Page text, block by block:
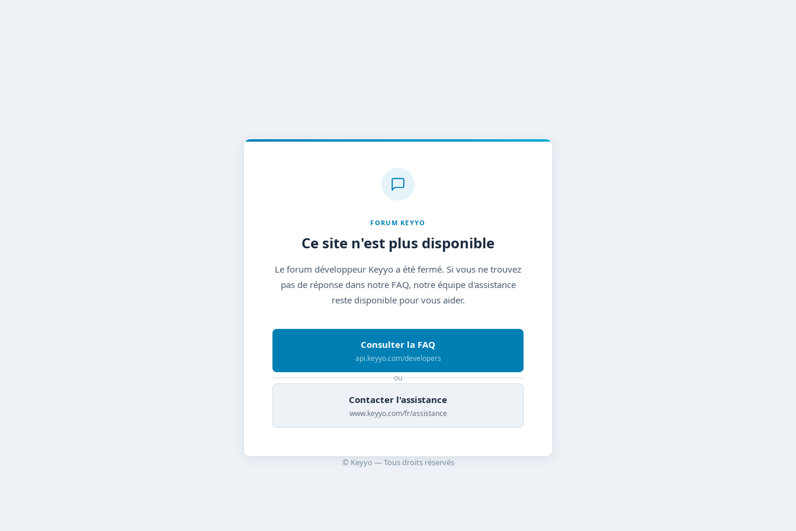
FORUM KEYYO
Ce site n'est plus disponible
Le forum développeur Keyyo a été fermé. Si vous ne trouvez
pas de réponse dans notre FAQ, notre équipe d'assistance
reste disponible pour vous aider.
Consulter la FAQ
api.keyyo.com/developers
ou
Contacter l'assistance
www.keyyo.com/fr/assistance
© Keyyo — Tous droits réservés